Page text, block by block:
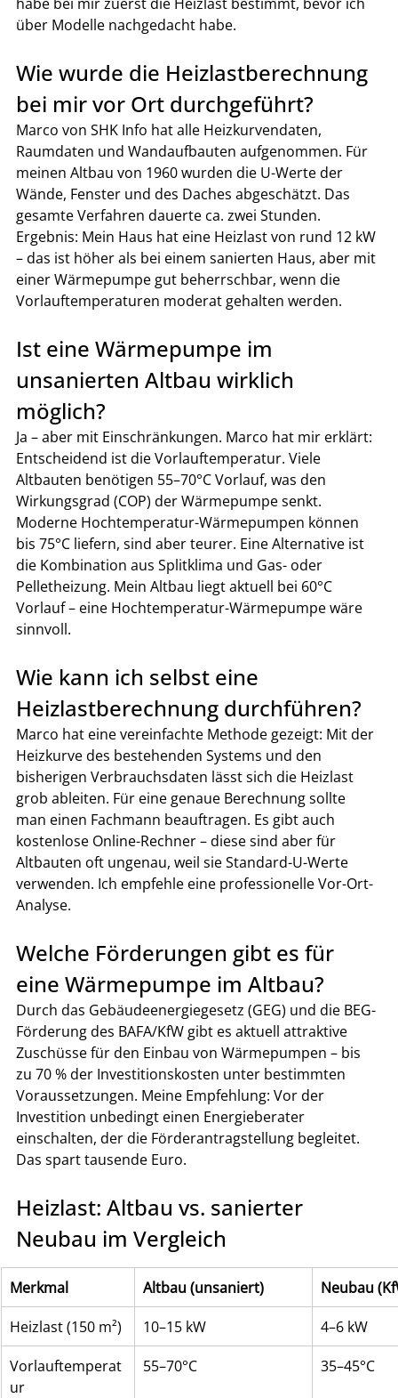
über Modelle nachgedacht habe.
Wie wurde die Heizlastberechnung
bei mir vor Ort durchgeführt?
Marco von SHK Info hat alle Heizkurvendaten,
Raumdaten und Wandaufbauten aufgenommen. Für
meinen Altbau von 1960 wurden die U-Werte der
Wände, Fenster und des Daches abgeschätzt. Das
gesamte Verfahren dauerte ca. zwei Stunden.
Ergebnis: Mein Haus hat eine Heizlast von rund 12 kW
– das ist höher als bei einem sanierten Haus, aber mit
einer Wärmepumpe gut beherrschbar, wenn die
Vorlauftemperaturen moderat gehalten werden.
Ist eine Wärmepumpe im
unsanierten Altbau wirklich
möglich?
Ja – aber mit Einschränkungen. Marco hat mir erklärt:
Entscheidend ist die Vorlauftemperatur. Viele
Altbauten benötigen 55–70°C Vorlauf, was den
Wirkungsgrad (COP) der Wärmepumpe senkt.
Moderne Hochtemperatur-Wärmepumpen können
bis 75°C liefern, sind aber teurer. Eine Alternative ist
die Kombination aus Splitklima und Gas- oder
Pelletheizung. Mein Altbau liegt aktuell bei 60°C
Vorlauf – eine Hochtemperatur-Wärmepumpe wäre
sinnvoll.
Wie kann ich selbst eine
Heizlastberechnung durchführen?
Marco hat eine vereinfachte Methode gezeigt: Mit der
Heizkurve des bestehenden Systems und den
bisherigen Verbrauchsdaten lässt sich die Heizlast
grob ableiten. Für eine genaue Berechnung sollte
man einen Fachmann beauftragen. Es gibt auch
kostenlose Online-Rechner – diese sind aber für
Altbauten oft ungenau, weil sie Standard-U-Werte
verwenden. Ich empfehle eine professionelle Vor-Ort-
Analyse.
Welche Förderungen gibt es für
eine Wärmepumpe im Altbau?
Durch das Gebäudeenergiegesetz (GEG) und die BEG-
Förderung des BAFA/KfW gibt es aktuell attraktive
Zuschüsse für den Einbau von Wärmepumpen – bis
zu 70 % der Investitionskosten unter bestimmten
Voraussetzungen. Meine Empfehlung: Vor der
Investition unbedingt einen Energieberater
einschalten, der die Förderantragstellung begleitet.
Das spart tausende Euro.
Heizlast: Altbau vs. sanierter
Neubau im Vergleich
Merkmal Altbau (unsaniert)
Neubau
Heizlast (150 m²)
10–15 kW
4–6 kW
Vorlauftemperat
ur
55–70°C 35–45°C